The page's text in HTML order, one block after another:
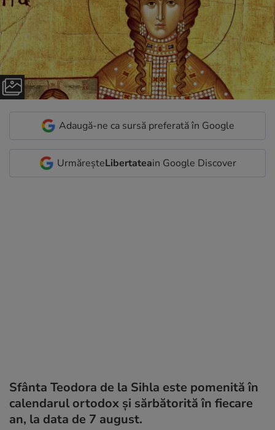
Adaugă-ne ca sursă preferată în Google
UrmăreșteLibertateain Google Discover
Sfânta Teodora de la Sihla este pomenită în
calendarul ortodox și sărbătorită în fiecare
an, la data de 7 august.